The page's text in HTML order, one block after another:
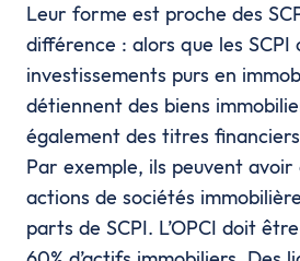
Leur forme est proche des
différence : alors que les SCPI
investissements purs en
détiennent des biens
également des titres
Par exemple, ils peuvent
actions de sociétés
parts de SCPI. L’OPCI doit